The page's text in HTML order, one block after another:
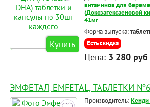
Купить
витаминов для
(Докозагексаеновой
41мг
Форма выпуска:
Есть скидка
Цена: 3 280 руб
ЭМФЕТАЛ, EMFETAL, ТАБЛЕТКИ
Производитель: